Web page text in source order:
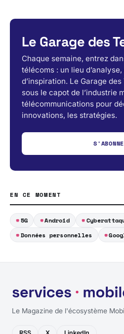
Le Garage des
Chaque semaine, entrez
télécoms : un lieu
d’inspiration. Le Garage
sous le capot de l’industrie
télécommunications pour
innovations, les stratégies.
EN CE MOMENT
5G Android
Données personnelles
Le Magazine de l'écosystème